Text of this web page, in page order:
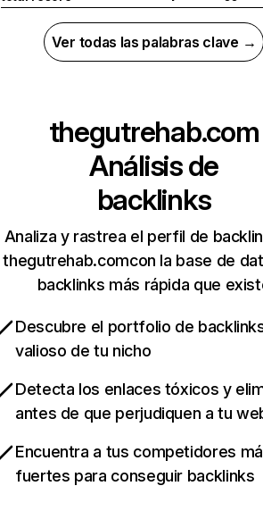
Ver todas las palabras clave →
thegutrehab.com
Análisis de
backlinks
Analiza y rastrea el perfil de
thegutrehab.comcon la base de
backlinks más rápida que
Descubre el portfolio de
valioso de tu nicho
Detecta los enlaces tóxicos y
antes de que perjudiquen a tu
Encuentra a tus competidores
fuertes para conseguir backlinks